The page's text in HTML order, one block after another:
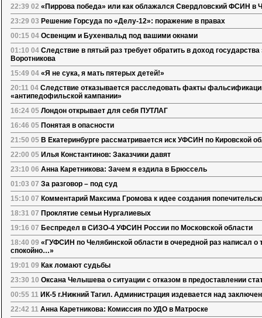
22:39 02 «Пиррова победа» или как облажался Свердловский ФСИН в
23:29 03 Решение Горсуда по «Делу-12»: поражение в правах
00:15 04 Освенцим и Бухенвальд под вашими окнами
01:10 04 Следствие в пятый раз требует обратить в доход
Воротникова
15:49 04 «Я не сука, я мать пятерых детей!»
20:11 04 Следствие отказывается расследовать факты
«антипедофильской кампании»
16:24 05 Лондон открывает для себя ПУТЛАГ
16:46 05 Понятая в опасности
21:50 05 В Екатеринбурге рассматривается иск УФСИН по Кировской
22:00 05 Илья Константинов: Заказчики давят
23:10 06 Анна Каретникова: Зачем я ездила в Брюссель
01:03 07 За разговор – под суд
15:10 07 Комментарий Максима Громова к идее создания
18:31 07 Проклятие семьи Нургалиевых
19:16 07 Беспредел в СИЗО-4 УФСИН России по Московской области
18:40 09 «ГУФСИН по Челябинской области в очередной раз написал о
спокойно…»
19:01 09 Как ломают судьбы
23:30 10 Оксана Челышева о ситуации с отказом в предоставлении
00:55 11 ИК-5 г.Нижний Тагил. Администрация издевается над
22:42 11 Анна Каретникова: Комиссия по УДО в Матроске